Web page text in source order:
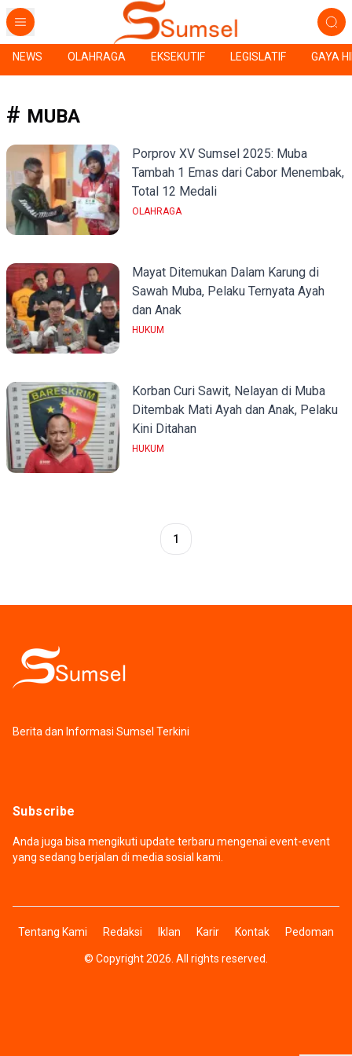
NEWS OLAHRAGA EKSEKUTIF LEGISLATIF GAYA
MUBA
Porprov XV Sumsel 2025: Muba
Tambah 1 Emas dari Cabor Menembak,
Total 12 Medali
OLAHRAGA
Mayat Ditemukan Dalam Karung di
Sawah Muba, Pelaku Ternyata Ayah
dan Anak
HUKUM
Korban Curi Sawit, Nelayan di Muba
Ditembak Mati Ayah dan Anak, Pelaku
Kini Ditahan
HUKUM
1
Berita dan Informasi Sumsel Terkini
Subscribe
Anda juga bisa mengikuti update terbaru mengenai event-event
yang sedang berjalan di media sosial kami.
© Copyright 2026. All rights reserved.
Tentang Kami Redaksi Iklan Karir Kontak Pedoman